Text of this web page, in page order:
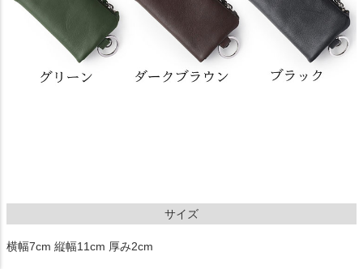
サイズ
横幅7cm 縦幅11cm 厚み2cm